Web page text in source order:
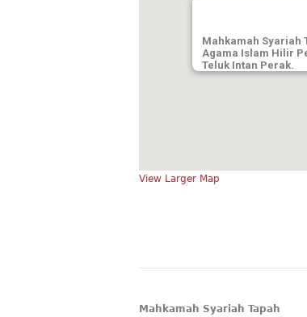
Mahkamah Syariah
Agama Islam Hilir
Teluk Intan Perak.
View Larger Map
Mahkamah Syariah Tapah